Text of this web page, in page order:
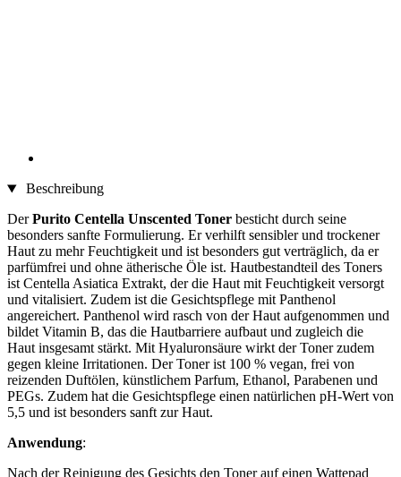
Beschreibung
DerPurito Centella Unscented Toner besticht durch seine
besonders sanfte Formulierung. Er verhilft sensibler und trockener
Haut zu mehr Feuchtigkeit und ist besonders gut verträglich, da er
parfümfrei und ohne ätherische Öle ist. Hautbestandteil des Toners
ist Centella Asiatica Extrakt, der die Haut mit Feuchtigkeit versorgt
und vitalisiert. Zudem ist die Gesichtspflege mit Panthenol
angereichert. Panthenol wird rasch von der Haut aufgenommen und
bildet Vitamin B, das die Hautbarriere aufbaut und zugleich die
Haut insgesamt stärkt. Mit Hyaluronsäure wirkt der Toner zudem
gegen kleine Irritationen. Der Toner ist 100 % vegan, frei von
reizenden Duftölen, künstlichem Parfum, Ethanol, Parabenen und
PEGs. Zudem hat die Gesichtspflege einen natürlichen pH-Wert von
5,5 und ist besonders sanft zur Haut.
Anwendung:
Nach der Reinigung des Gesichts den Toner auf einen Wattepad